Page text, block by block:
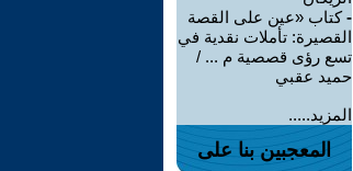
-كتاب «عين على القصة
القصيرة: تأملات نقدية في
تسع رؤى قصصية م ... /
حميد عقبي
المزيد.....
المعجبين بنا على